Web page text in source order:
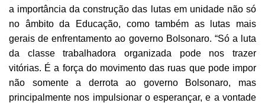
a importância da construção das lutas em unidade não só
no âmbito da Educação, como também as lutas mais
gerais de enfrentamento ao governo Bolsonaro. “Só a luta
da classe trabalhadora organizada pode nos trazer
vitórias. É a força do movimento das ruas que pode impor
não somente a derrota ao governo Bolsonaro, mas
principalmente nos impulsionar o esperançar, e a vontade